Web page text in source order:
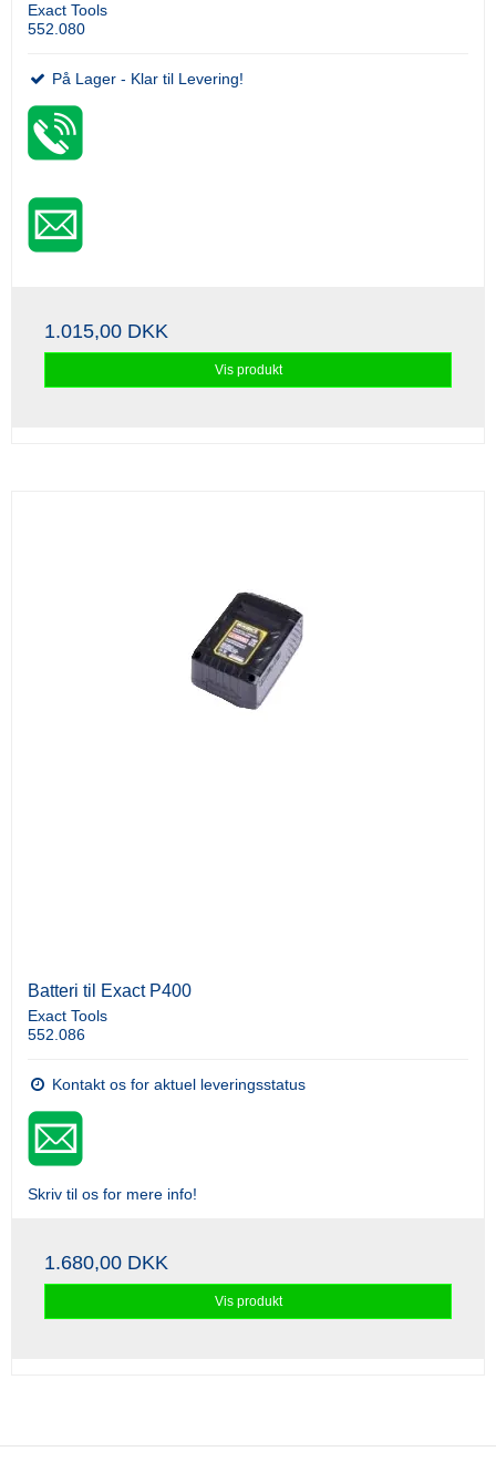
Exact Tools
552.080
På Lager - Klar til Levering!
1.015,00 DKK
Vis produkt
Batteri til Exact P400
Exact Tools
552.086
Kontakt os for aktuel leveringsstatus
Skriv til os for mere info!
1.680,00 DKK
Vis produkt